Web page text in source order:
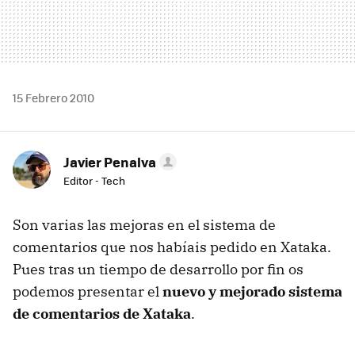
15 Febrero 2010
Javier Penalva
Editor - Tech
Son varias las mejoras en el sistema de
comentarios que nos habíais pedido en Xataka.
Pues tras un tiempo de desarrollo por fin os
podemos presentar elnuevo y mejorado sistema
de comentarios de Xataka.